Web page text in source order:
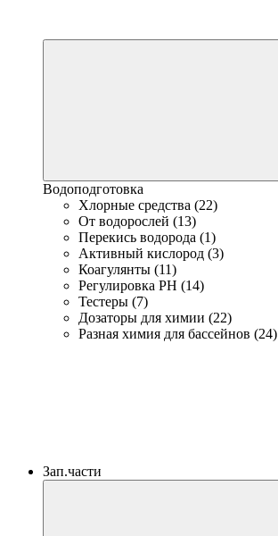
Водоподготовка
Хлорные средства (22)
От водорослей (13)
Перекись водорода (1)
Активный кислород (3)
Коагулянты (11)
Регулировка PH (14)
Тестеры (7)
Дозаторы для химии (22)
Разная химия для бассейнов (24)
Зап.части